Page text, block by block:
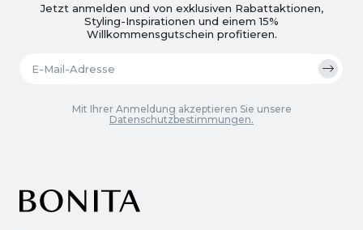
Jetzt anmelden und von exklusiven Rabattaktionen,
Styling-Inspirationen und einem 15%
Willkommensgutschein profitieren.
Mit Ihrer Anmeldung akzeptieren Sie unsere
Datenschutzbestimmungen.